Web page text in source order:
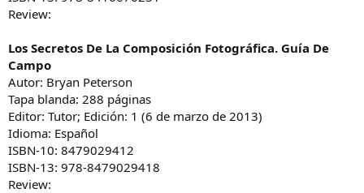
Review:
Los Secretos De La Composición Fotográfica. Guía De
Campo
Autor: Bryan Peterson
Tapa blanda: 288 páginas
Editor: Tutor; Edición: 1 (6 de marzo de 2013)
Idioma: Español
ISBN-10: 8479029412
ISBN-13: 978-8479029418
Review: